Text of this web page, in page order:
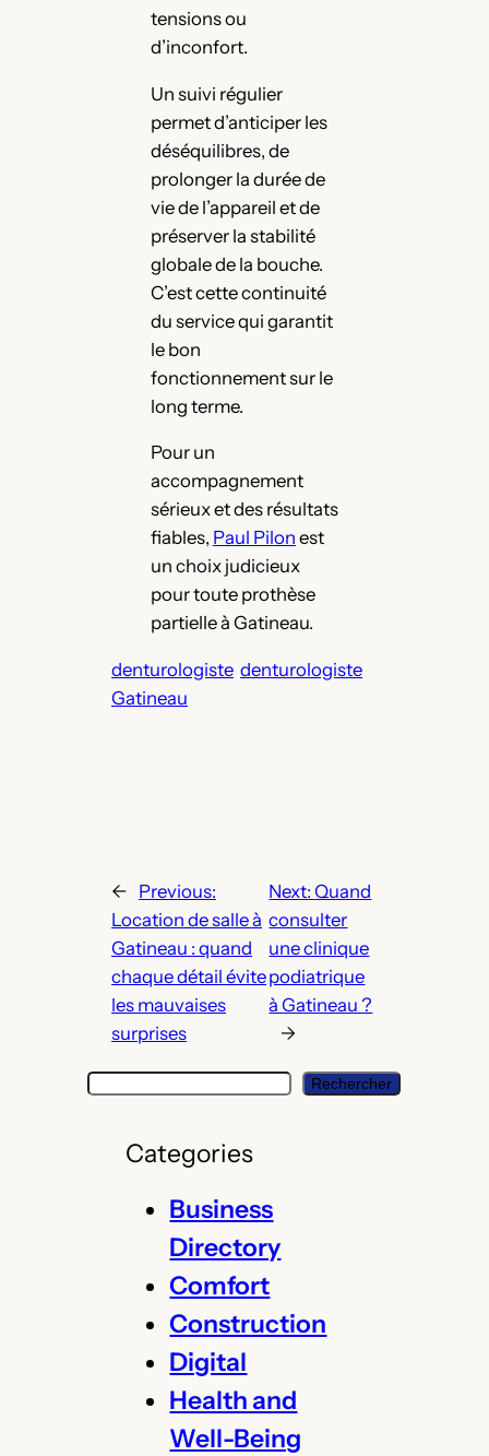
tensions ou
d’inconfort.
Un suivi régulier
permet d’anticiper les
déséquilibres, de
prolonger la durée de
vie de l’appareil et de
préserver la stabilité
globale de la bouche.
C’est cette continuité
du service qui garantit
le bon
fonctionnement sur le
long terme.
Pour un
accompagnement
sérieux et des résultats
fiables, Paul Pilon est
un choix judicieux
pour toute prothèse
partielle à Gatineau.
denturologiste denturologiste
Gatineau
← Previous:
Location de salle à
Gatineau : quand
chaque détail évite
les mauvaises
surprises
Next:Quand
consulter
une clinique
podiatrique
à Gatineau ?
→
Rechercher
Categories
Business
Directory
Comfort
Construction
Digital
Health and
Well-Being